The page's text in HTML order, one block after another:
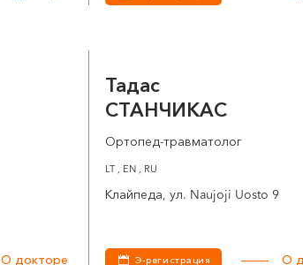
О докторе
Тадас
СТАНЧИКАС
Ортопед-травматолог
LT , EN , RU
Клайпеда, ул. Naujoji Uosto 9
Э-регистрация О